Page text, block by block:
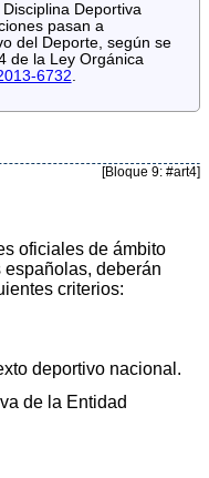
Deportiva
pasan a
del Deporte, según se
de la Ley Orgánica
6732.
[Bloque 9: #art4]
oficiales de ámbito
deberán
criterios:
deportivo nacional.
de la Entidad